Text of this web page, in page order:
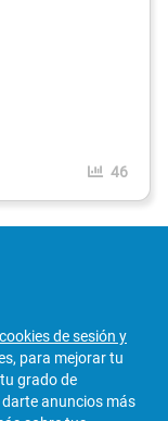
46
cookies de sesión y
para mejorar tu
grado de
anuncios más